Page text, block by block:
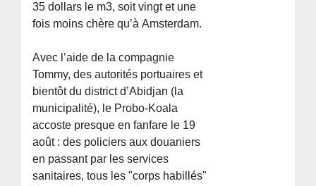
35 dollars le m3, soit vingt et une
fois moins chère qu’à Amsterdam.
Avec l’aide de la compagnie
Tommy, des autorités portuaires et
bientôt du district d’Abidjan (la
municipalité), le Probo-Koala
accoste presque en fanfare le 19
août : des policiers aux douaniers
en passant par les services
sanitaires, tous les "corps habillés"